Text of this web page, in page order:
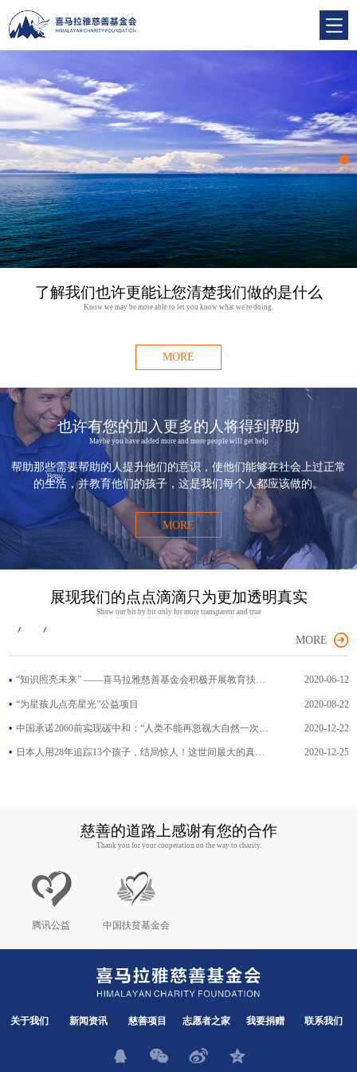
了解我们也许更能让您清楚我们做的是什么
Know we may be more able to let you know what we're doing.
MORE
也许有您的加入更多的人将得到帮助
Maybe you have added more and more people will get help
帮助那些需要帮助的人提升他们的意识，使他们能够在社会上过正常
的生活，并教育他们的孩子，这是我们每个人都应该做的。
MORE
展现我们的点点滴滴只为更加透明真实
Show our bit by bit only for more transparent and true
MORE
“知识照亮未来” ——喜马拉雅慈善基金会积极开展教育扶贫系列.. 2020-06-12
“为星孩儿点亮星光”公益项目 2020-08-22
中国承诺2060前实现碳中和：“人类不能再忽视大自然一次又一.. 2020-12-22
日本人用28年追踪13个孩子，结局惊人！这世间最大的真相，不.. 2020-12-25
慈善的道路上感谢有您的合作
Thank you for your cooperation on the way to charity.
腾讯公益 中国扶贫基金会
关于我们 新闻资讯 慈善项目 志愿者之家 我要捐赠 联系我们